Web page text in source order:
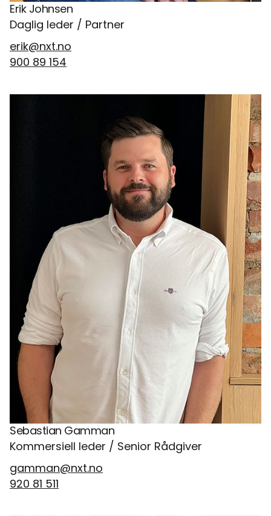
Erik Johnsen
Daglig leder / Partner
erik@nxt.no
900 89 154
Sebastian Gamman
Kommersiell leder / Senior Rådgiver
gamman@nxt.no
920 81 511